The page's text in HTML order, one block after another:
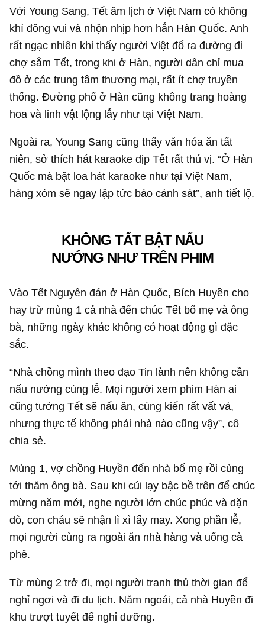
Với Young Sang, Tết âm lịch ở Việt Nam có không
khí đông vui và nhộn nhịp hơn hẳn Hàn Quốc. Anh
rất ngạc nhiên khi thấy người Việt đổ ra đường đi
chợ sắm Tết, trong khi ở Hàn, người dân chỉ mua
đồ ở các trung tâm thương mại, rất ít chợ truyền
thống. Đường phố ở Hàn cũng không trang hoàng
hoa và linh vật lộng lẫy như tại Việt Nam.
Ngoài ra, Young Sang cũng thấy văn hóa ăn tất
niên, sở thích hát karaoke dịp Tết rất thú vị. “Ở Hàn
Quốc mà bật loa hát karaoke như tại Việt Nam,
hàng xóm sẽ ngay lập tức báo cảnh sát”, anh tiết lộ.
KHÔNG TẤT BẬT NẤU
NƯỚNG NHƯ TRÊN PHIM
Vào Tết Nguyên đán ở Hàn Quốc, Bích Huyền cho
hay trừ mùng 1 cả nhà đến chúc Tết bố mẹ và ông
bà, những ngày khác không có hoạt động gì đặc
sắc.
“Nhà chồng mình theo đạo Tin lành nên không cần
nấu nướng cúng lễ. Mọi người xem phim Hàn ai
cũng tưởng Tết sẽ nấu ăn, cúng kiến rất vất vả,
nhưng thực tế không phải nhà nào cũng vậy”, cô
chia sẻ.
Mùng 1, vợ chồng Huyền đến nhà bố mẹ rồi cùng
tới thăm ông bà. Sau khi cúi lạy bậc bề trên để chúc
mừng năm mới, nghe người lớn chúc phúc và dặn
dò, con cháu sẽ nhận lì xì lấy may. Xong phần lễ,
mọi người cùng ra ngoài ăn nhà hàng và uống cà
phê.
Từ mùng 2 trở đi, mọi người tranh thủ thời gian để
nghỉ ngơi và đi du lịch. Năm ngoái, cả nhà Huyền đi
khu trượt tuyết để nghỉ dưỡng.